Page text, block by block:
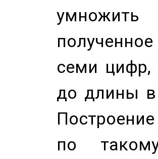
семи цифр,
до длины
по